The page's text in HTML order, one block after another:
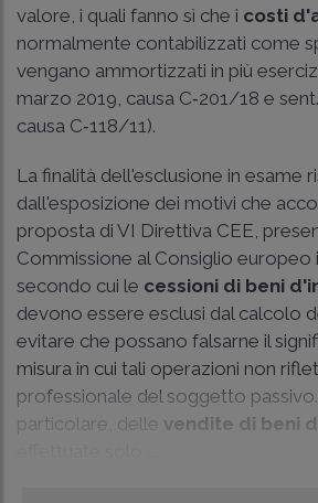
valore, i quali fanno sì che i costi
normalmente contabilizzati come
vengano ammortizzati in più
marzo 2019, causa C‑201/18 e
causa C‑118/11).
La finalità dell'esclusione in esame
dall'esposizione dei motivi che
proposta di VI Direttiva CEE,
Commissione al Consiglio europeo
secondo cui le cessioni di beni
devono essere esclusi dal calcolo
evitare che possano falsarne il
misura in cui tali operazioni non
professionale del soggetto passivo.
particolare, delle vendite di beni